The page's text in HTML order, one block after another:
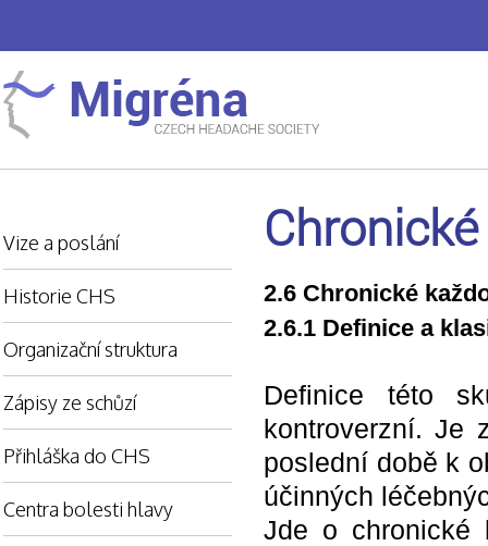
2.6 Chronické
2.6.1 Definice a
Definice této
kontroverzní. Je
poslední době k
účinných
Jde o chronické
Vize a poslání
Historie CHS
Organizační struktura
Zápisy ze schůzí
Přihláška do CHS
Centra bolesti hlavy